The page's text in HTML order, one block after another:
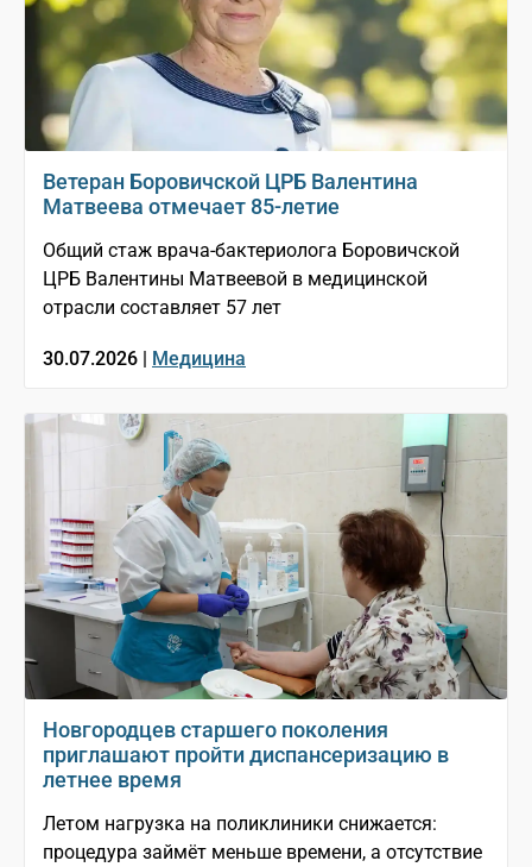
Ветеран Боровичской ЦРБ Валентина
Матвеева отмечает 85-летие
Общий стаж врача-бактериолога Боровичской
ЦРБ Валентины Матвеевой в медицинской
отрасли составляет 57 лет
30.07.2026 | Медицина
Новгородцев старшего поколения
приглашают пройти диспансеризацию в
летнее время
Летом нагрузка на поликлиники снижается:
процедура займёт меньше времени, а отсутствие